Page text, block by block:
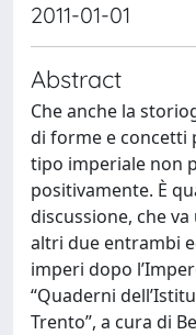
2011-01-01
Abstract
Che anche la
di forme e concetti
tipo imperiale non
positivamente. È
discussione, che
altri due entrambi
imperi dopo
“Quaderni
Trento”, a cura di